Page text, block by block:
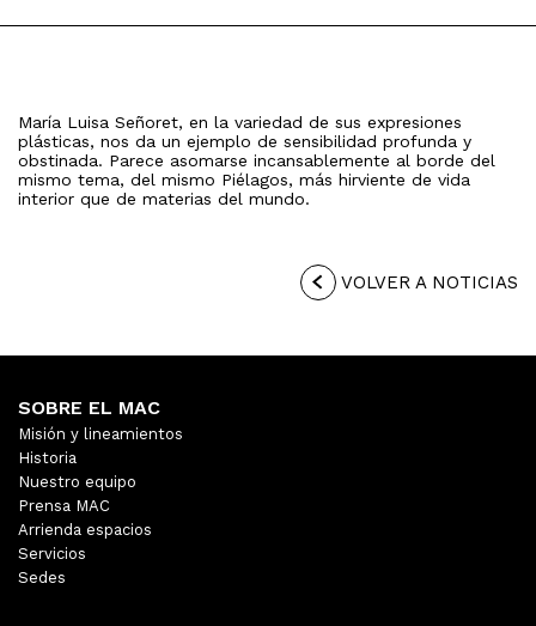
María Luisa Señoret, en la variedad de sus expresiones
plásticas, nos da un ejemplo de sensibilidad profunda y
obstinada. Parece asomarse incansablemente al borde del
mismo tema, del mismo Piélagos, más hirviente de vida
interior que de materias del mundo.
VOLVER A NOTICIAS
SOBRE EL MAC
Misión y lineamientos
Historia
Nuestro equipo
Prensa MAC
Arrienda espacios
Servicios
Sedes